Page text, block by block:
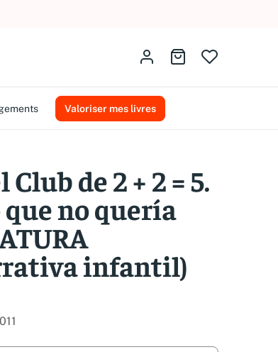
recherche
Identifiez-vousAller au panier
Valoriser mes livres
de 2 + 2 = 5.
no quería
infantil)